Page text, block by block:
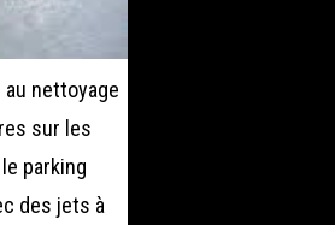
nettoyage
sur les
parking
des jets à